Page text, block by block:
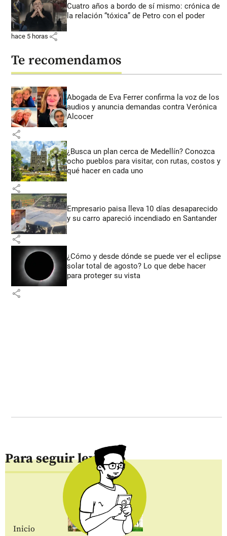
Cuatro años a bordo de sí mismo: crónica de
la relación “tóxica” de Petro con el poder
hace 5 horas share
Te recomendamos
Abogada de Eva Ferrer confirma la voz de los
audios y anuncia demandas contra Verónica
Alcocer
share
¿Busca un plan cerca de Medellín? Conozca
ocho pueblos para visitar, con rutas, costos y
qué hacer en cada uno
share
Empresario paisa lleva 10 días desaparecido
y su carro apareció incendiado en Santander
share
¿Cómo y desde dónde se puede ver el eclipse
solar total de agosto? Lo que debe hacer
para proteger su vista
share
Para seguir leyendo
Inicio